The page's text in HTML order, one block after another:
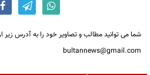
شما می توانید مطالب و تصاویر خود را به آدرس زیر
bultannews@gmail.com